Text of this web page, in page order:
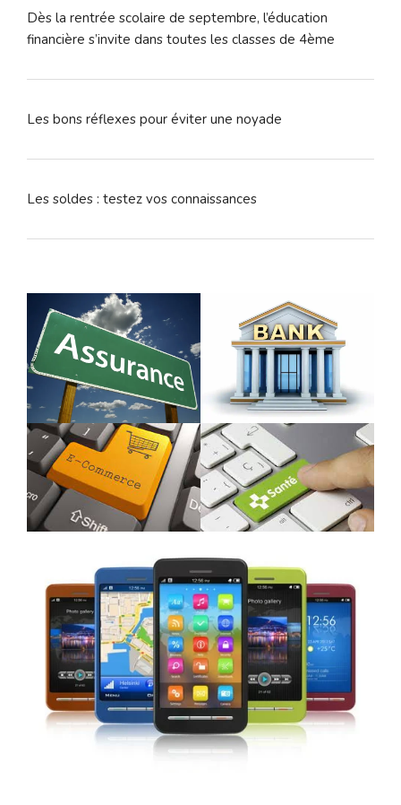
Dès la rentrée scolaire de septembre, l’éducation
financière s’invite dans toutes les classes de 4ème
Les bons réflexes pour éviter une noyade
Les soldes : testez vos connaissances